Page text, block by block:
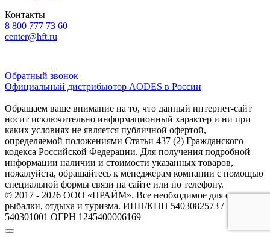
Контакты
8 800 777 73 60
center@hft.ru
Обратный звонок
Официальный дистрибьютор AODES в России
Обращаем ваше внимание на то, что данный интернет-сайт
носит исключительно информационный характер и ни при
каких условиях не является публичной офертой,
определяемой положениями Статьи 437 (2) Гражданского
кодекса Российской Федерации. Для получения подробной
информации наличии и стоимости указанных товаров,
пожалуйста, обращайтесь к менеджерам компании с помощью
специальной формы связи на сайте или по телефону.
© 2017 - 2026 ООО «ПРАЙМ». Все необходимое для охоты и
рыбалки, отдыха и туризма. ИНН/КПП 5403082573 /
540301001 ОГРН 1245400006169